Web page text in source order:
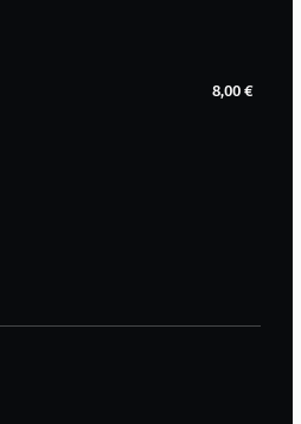
8,00 €